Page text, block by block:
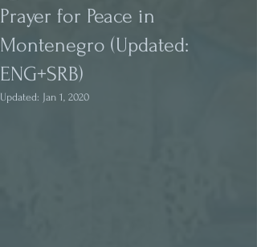
Prayer for Peace in
Montenegro (Updated:
ENG+SRB)
Updated: Jan 1, 2020